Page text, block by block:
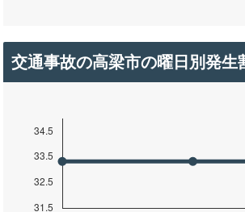
交通事故の高梁市の曜日別発生